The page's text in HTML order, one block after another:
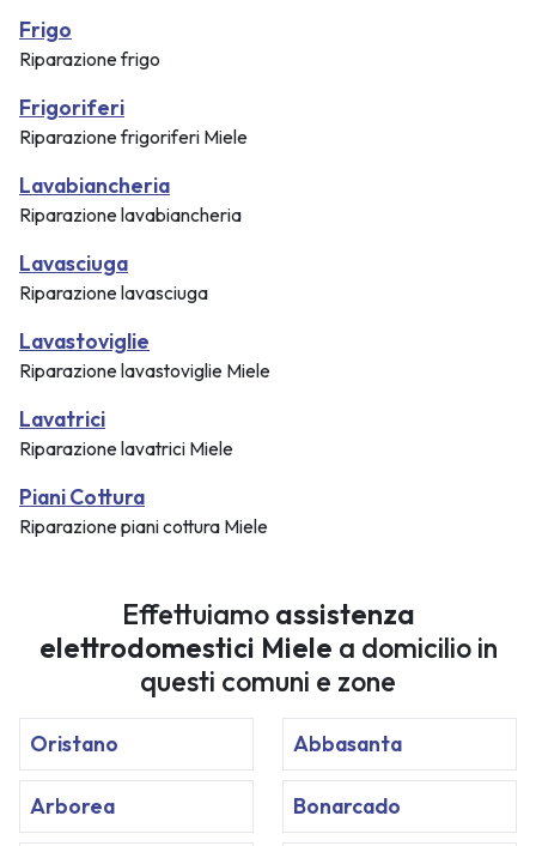
Frigo
Riparazione frigo
Frigoriferi
Riparazione frigoriferi Miele
Lavabiancheria
Riparazione lavabiancheria
Lavasciuga
Riparazione lavasciuga
Lavastoviglie
Riparazione lavastoviglie Miele
Lavatrici
Riparazione lavatrici Miele
Piani Cottura
Riparazione piani cottura Miele
Effettuiamo assistenza
elettrodomestici Miele a domicilio in
questi comuni e zone
Oristano Abbasanta
Arborea Bonarcado